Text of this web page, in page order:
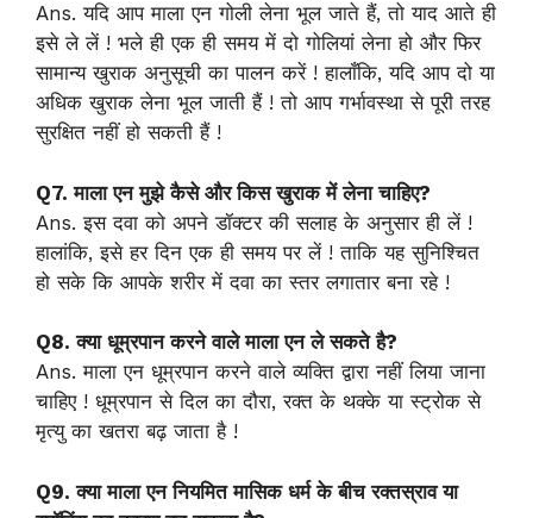
Ans. यदि आप माला एन गोली लेना भूल जाते हैं, तो याद आते ही
इसे ले लें ! भले ही एक ही समय में दो गोलियां लेना हो और फिर
सामान्य खुराक अनुसूची का पालन करें ! हालाँकि, यदि आप दो या
अधिक खुराक लेना भूल जाती हैं ! तो आप गर्भावस्था से पूरी तरह
सुरक्षित नहीं हो सकती हैं !
Q7. माला एन मुझे कैसे और किस खुराक में लेना चाहिए?
Ans. इस दवा को अपने डॉक्टर की सलाह के अनुसार ही लें !
हालांकि, इसे हर दिन एक ही समय पर लें ! ताकि यह सुनिश्चित
हो सके कि आपके शरीर में दवा का स्तर लगातार बना रहे !
Q8. क्या धूम्रपान करने वाले माला एन ले सकते है?
Ans. माला एन धूम्रपान करने वाले व्यक्ति द्वारा नहीं लिया जाना
चाहिए ! धूम्रपान से दिल का दौरा, रक्त के थक्के या स्ट्रोक से
मृत्यु का खतरा बढ़ जाता है !
Q9. क्या माला एन नियमित मासिक धर्म के बीच रक्तस्राव या